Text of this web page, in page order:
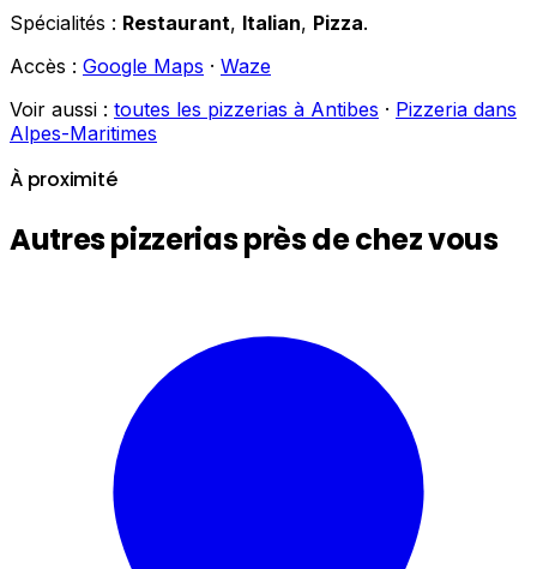
Spécialités : Restaurant, Italian, Pizza.
Accès : Google Maps · Waze
Voir aussi : toutes les pizzerias à Antibes · Pizzeria dans
Alpes-Maritimes
À proximité
Autres pizzerias près de chez vous